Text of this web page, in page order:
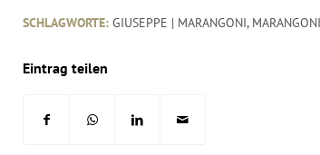
SCHLAGWORTE: GIUSEPPE | MARANGONI, MARANGONI
Eintrag teilen